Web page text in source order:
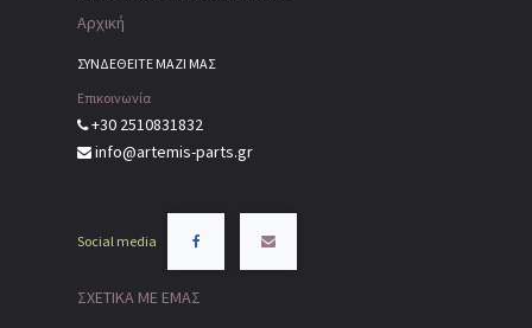
Αρχική
ΣΥΝΔΕΘΕΙΤΕ ΜΑΖΙ ΜΑΣ
Επικοινωνία
+30 2510831832
info@artemis-parts.gr
Social media
ΣΧΕΤΙΚΑ ΜΕ ΕΜΑΣ